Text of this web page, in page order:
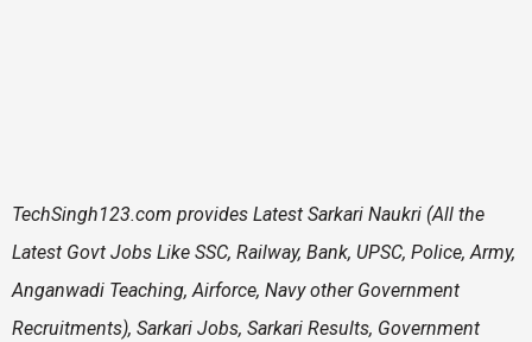
TechSingh123.com provides Latest Sarkari Naukri (All the
Latest Govt Jobs Like SSC, Railway, Bank, UPSC, Police, Army,
Anganwadi Teaching, Airforce, Navy other Government
Recruitments), Sarkari Jobs, Sarkari Results, Government